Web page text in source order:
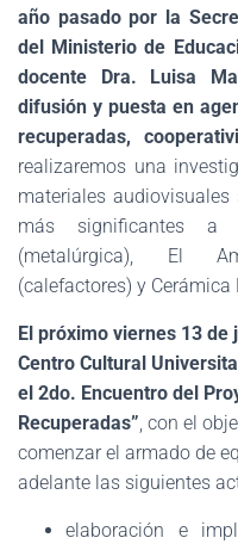
año pasado por la
del Ministerio de
docente Dra. Luisa
difusión y puesta en
recuperadas,
realizaremos una
materiales
más significantes a
(metalúrgica), El
(calefactores) y
El próximo viernes 13 de
Centro Cultural
el 2do. Encuentro del
Recuperadas”, con el
comenzar el armado de
adelante las siguientes
elaboración e